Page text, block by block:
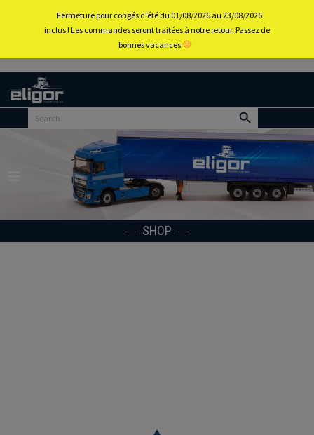
Back to
home
SHOP
Fermeture pour congés d'été du 01/08/2026 au 23/08/2026
inclus ! Les commandes seront traitées à notre retour. Passez de
bonnes vacances